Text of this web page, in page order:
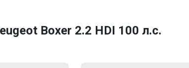
Boxer 2.2 HDI 100 л.с.